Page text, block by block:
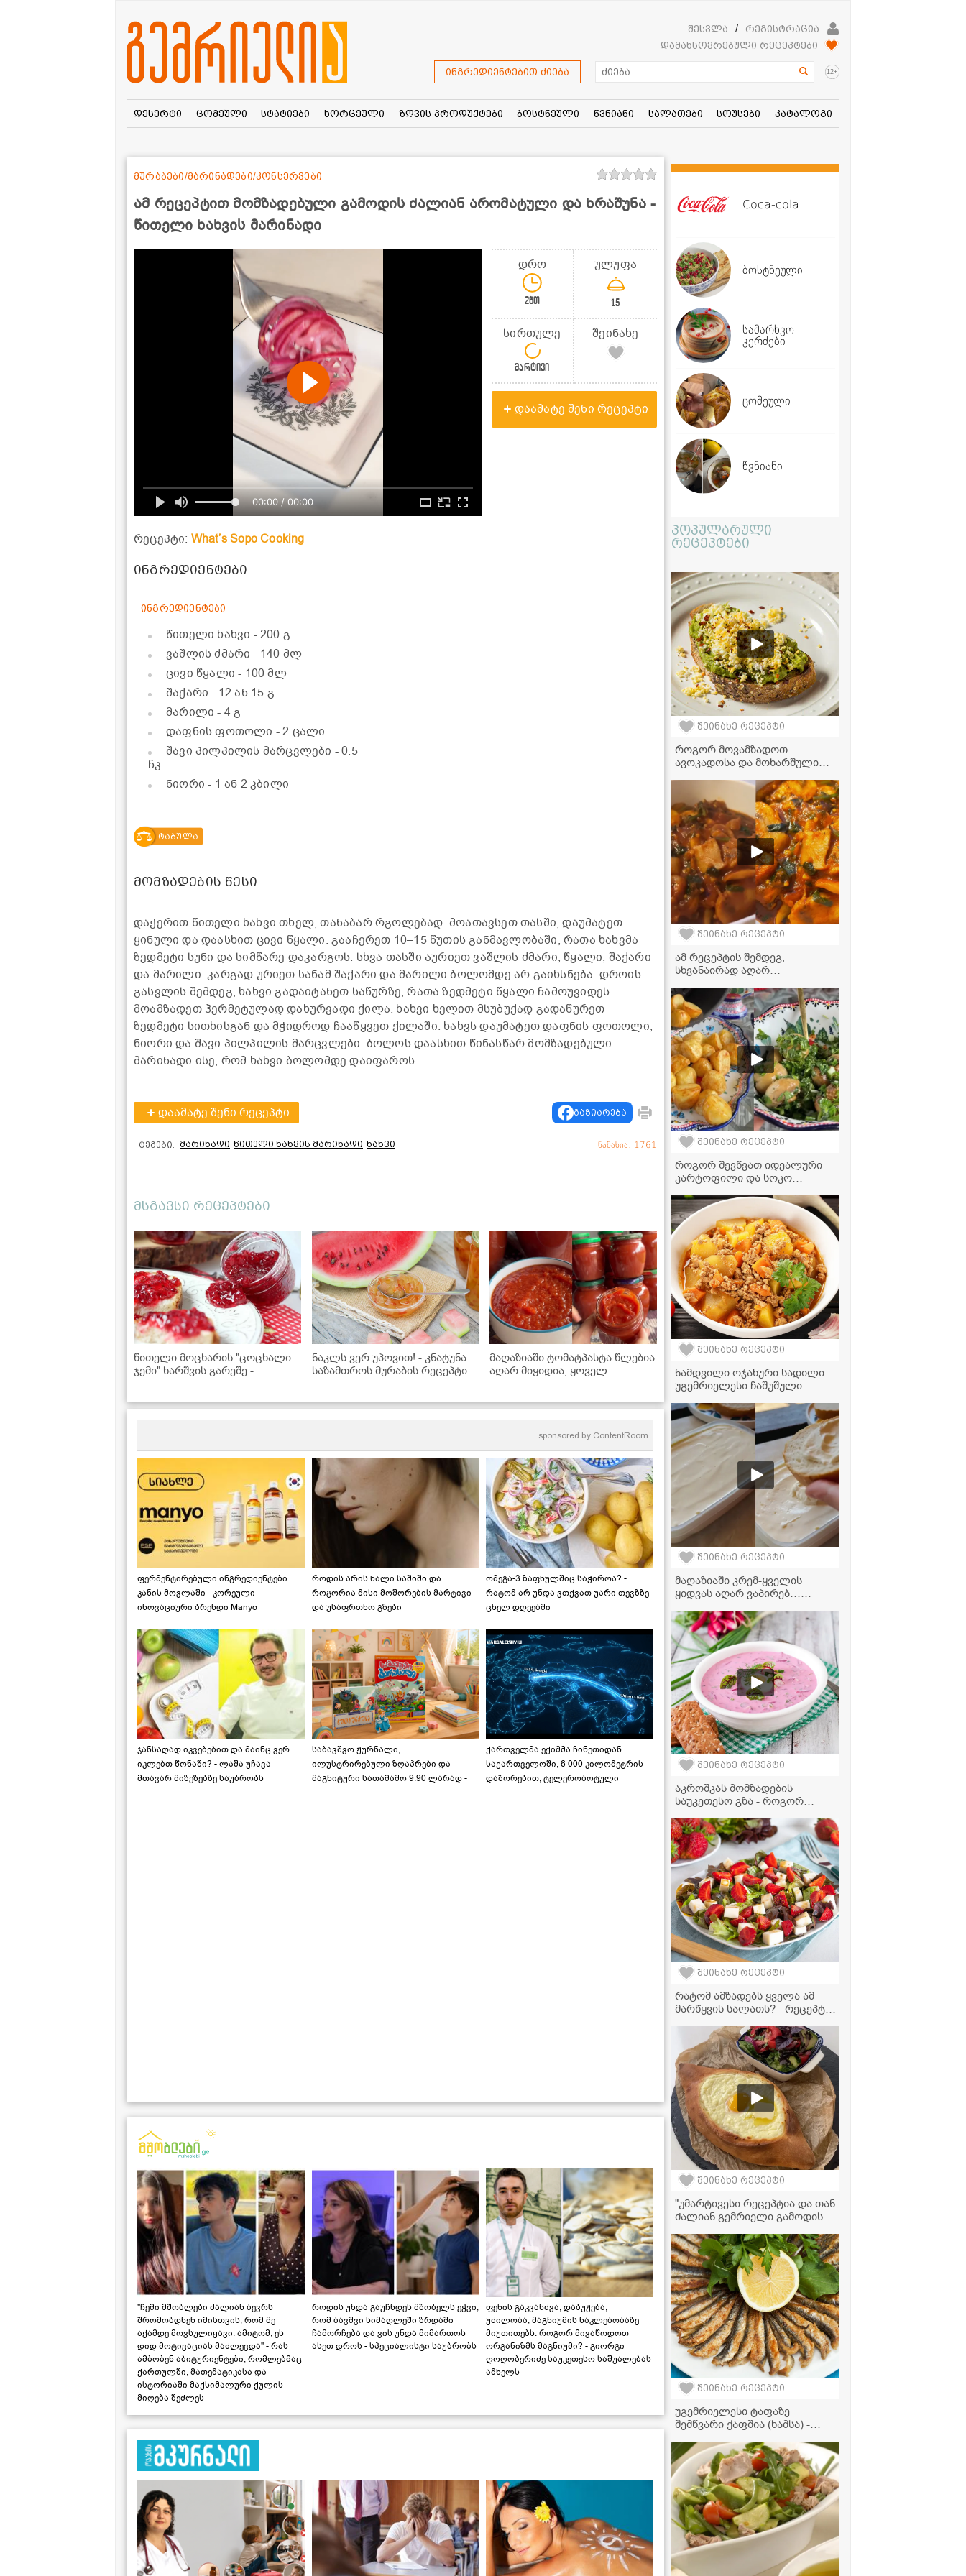
შესვლა /
რეგისტრაცია
დამახსოვრებული რეცეპტები
ინგრედიენტებით ძიება 12+
დესერტი ცომეული სტატიები ხორცეული ზღვის პროდუქტები ბოსტნეული წვნიანი სალათები სოუსები კატალოგი
ამ რეცეპტით მომზადებული გამოდის ძალიან არომატული და ხრაშუნა -
წითელი ხახვის მარინადი
მურაბები/მარინადები/კონსერვები
00:00 / 00:00
დრო
2წთ
ულუფა
15
სირთულე
მარტივი
შეინახე
დაამატე შენი რეცეპტი
რეცეპტი: What’s Sopo Cooking
ინგრედიენტები
ინგრედიენტები
წითელი ხახვი - 200 გ
ვაშლის ძმარი - 140 მლ
ცივი წყალი- 100 მლ
შაქარი- 12 ან 15 გ
მარილი- 4 გ
დაფნის ფოთოლი - 2 ცალი
შავი პილპილის მარცვლები - 0.5
ჩკ
ნიორი- 1 ან 2 კბილი
ტაბულა
მომზადების წესი
დაჭერით წითელი ხახვი თხელ, თანაბარ რგოლებად. მოათავსეთ თასში, დაუმატეთ
ყინული და დაასხით ცივი წყალი. გააჩერეთ 10–15 წუთის განმავლობაში, რათა ხახვმა
ზედმეტი სუნი და სიმწარე დაკარგოს. სხვა თასში აურიეთ ვაშლის ძმარი, წყალი, შაქარი
და მარილი. კარგად ურიეთ სანამ შაქარი და მარილი ბოლომდე არ გაიხსნება. დროის
გასვლის შემდეგ, ხახვი გადაიტანეთ საწურზე, რათა ზედმეტი წყალი ჩამოუვიდეს.
მოამზადეთ ჰერმეტულად დახურვადი ქილა. ხახვი ხელით მსუბუქად გადაწურეთ
ზედმეტი სითხისგან და მჭიდროდ ჩააწყვეთ ქილაში. ხახვს დაუმატეთ დაფნის ფოთოლი,
ნიორი და შავი პილპილის მარცვლები. ბოლოს დაასხით წინასწარ მომზადებული
მარინადი ისე, რომ ხახვი ბოლომდე დაიფაროს.
დაამატე შენი რეცეპტი გაზიარება
ტეგები: მარინადი წითელი ხახვის მარინადი ხახვი ნანახია: 1761
მსგავსი რეცეპტები
წითელი მოცხარის "ცოცხალი
ჯემი" ხარშვის გარეშე -
ნაკლს ვერ უპოვით! - კნატუნა
საზამთროს მურაბის რეცეპტი
მაღაზიაში ტომატპასტა წლებია
აღარ მიყიდია, ყოველ
რეცეპტი
sponsored by ContentRoom
ფერმენტირებული ინგრედიენტები
კანის მოვლაში - კორეული
ინოვაციური ბრენდი Manyo
როდის არის ხალი საშიში და
როგორია მისი მოშორების მარტივი
და უსაფრთხო გზები
ომეგა-3 ზაფხულშიც საჭიროა? -
რატომ არ უნდა ვთქვათ უარი თევზზე
ცხელ დღეებში
ჯანსაღად იკვებებით და მაინც ვერ
იკლებთ წონაში? - ლაშა უჩავა
მთავარ მიზეზებზე საუბრობს
საბავშვო ჟურნალი,
ილუსტრირებული ზღაპრები და
მაგნიტური სათამაშო 9.90 ლარად -
ქართველმა ექიმმა ჩინეთიდან
საქართველოში, 6 000 კილომეტრის
დაშორებით, ტელერობოტული
"ჩემი მშობლები ძალიან ბევრს
შრომობდნენ იმისთვის, რომ მე
აქამდე მოვსულიყავი. ამიტომ, ეს
დიდ მოტივაციას მაძლევდა" - რას
ამბობენ აბიტურიენტები, რომლებმაც
ქართულში, მათემატიკასა და
ისტორიაში მაქსიმალური ქულის
მიღება შეძლეს
როდის უნდა გაუჩნდეს მშობელს ეჭვი,
რომ ბავშვი სიმაღლეში ზრდაში
ჩამორჩება და ვის უნდა მიმართოს
ასეთ დროს - სპეციალისტი საუბრობს
ფეხის გაკვანძვა, დაბუჟება,
უძილობა, მაგნიუმის ნაკლებობაზე
მიუთითებს. როგორ მივაწოდოთ
ორგანიზმს მაგნიუმი? - გიორგი
ღოღობერიძე საუკეთესო საშუალებას
ამხელს
Coca-cola
ბოსტნეული
სამარხვო
კერძები
ცომეული
წვნიანი
პოპულარული
რეცეპტები
შეინახე რეცეპტი
როგორ მოვამზადოთ
ავოკადოსა და მოხარშული
და ჯანსაღი ტოსტი სულ
რაღაც 10 წუთში!
შეინახე რეცეპტი
ამ რეცეპტის შემდეგ,
სხვანაირად აღარ
სოკოს ჩაშუშული
შეინახე რეცეპტი
როგორ შევწვათ იდეალური
კარტოფილი და სოკო
რეცეპტი
შეინახე რეცეპტი
ნამდვილი ოჯახური სადილი -
უგემრიელესი ჩაშუშული
შეინახე რეცეპტი
მაღაზიაში კრემ-ყველის
ყიდვას აღარ ვაპირებ…
გამოვიდოდა, ნამდვილად არ
მეგონა! - მარტივი რეცეპტი
შეინახე რეცეპტი
აკროშკას მომზადების
საუკეთესო გზა - როგორ
უფრო გემრიელი?
შეინახე რეცეპტი
რატომ ამზადებს ყველა ამ
მარწყვის სალათს? - რეცეპტი,
სცადოთ!
შეინახე რეცეპტი
"უმარტივესი რეცეპტია და თან
ძალიან გემრიელი გამოდის!" -
ვიდეორეცეპტი
შეინახე რეცეპტი
უგემრიელესი ტაფაზე
შემწვარი ქაფშია (ხამსა) -
რეცეპტი